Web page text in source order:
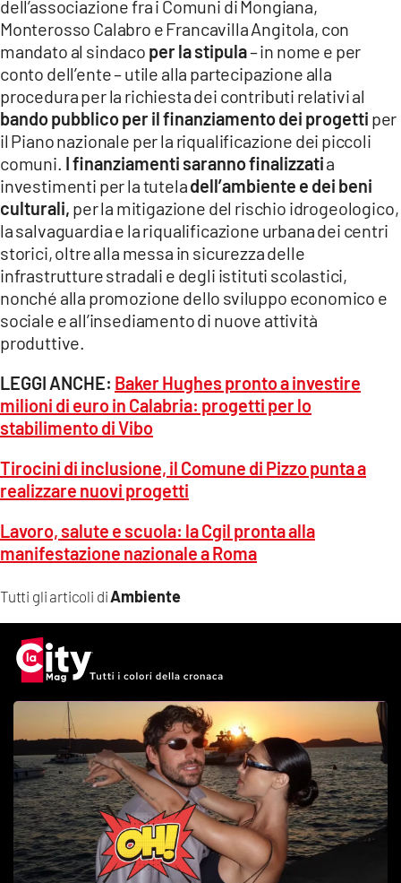
ILREGGINO.IT
COSENZACHANNEL.IT
ILVIBONESE.IT
CATANZAROCHANNEL.IT
LACAPITALENEWS.IT
App
ANDROID
APPLE
Tutti gli articoli diAmbiente
dell’associazione fra i Comuni di Mongiana,
Monterosso Calabro e Francavilla Angitola, con
mandato al sindaco per la stipula– in nome e per
conto dell’ente – utile alla partecipazione alla
procedura per la richiesta dei contributi relativi al
bando pubblico per il finanziamento dei progetti per
il Piano nazionale per la riqualificazione dei piccoli
comuni. I finanziamenti saranno finalizzatia
investimenti per la tuteladell’ambiente e dei beni
culturali, per la mitigazione del rischio idrogeologico,
la salvaguardia e la riqualificazione urbana dei centri
storici, oltre alla messa in sicurezza delle
infrastrutture stradali e degli istituti scolastici,
nonché alla promozione dello sviluppo economico e
sociale e all’insediamento di nuove attività
produttive.
LEGGI ANCHE: Baker Hughes pronto a investire
milioni di euro in Calabria: progetti per lo
stabilimento di Vibo
Tirocini di inclusione, il Comune di Pizzo punta a
realizzare nuovi progetti
Lavoro, salute e scuola: la Cgil pronta alla
manifestazione nazionale a Roma